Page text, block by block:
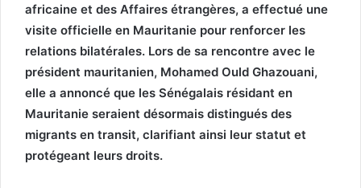
africaine et des Affaires étrangères, a effectué une
visite officielle en Mauritanie pour renforcer les
relations bilatérales. Lors de sa rencontre avec le
président mauritanien, Mohamed Ould Ghazouani,
elle a annoncé que les Sénégalais résidant en
Mauritanie seraient désormais distingués des
migrants en transit, clarifiant ainsi leur statut et
protégeant leurs droits.